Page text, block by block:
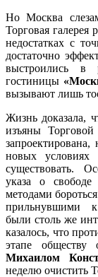
Но Москва
Торговая галерея
недостатках с
достаточно
выстроились в
гостиницы
вызывают лишь
Жизнь доказала,
изъяны
новых
существовать.
указа о
методами
прильнувшими к
были столь же
казалось, что
этапе обществу
Михаилом
неделю очистить